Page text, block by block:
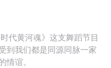
代黄河魂》这支舞蹈节目
到我们都是同源同脉一家
谊。